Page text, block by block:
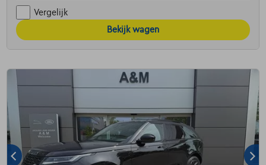
Vergelijk
Bekijk wagen